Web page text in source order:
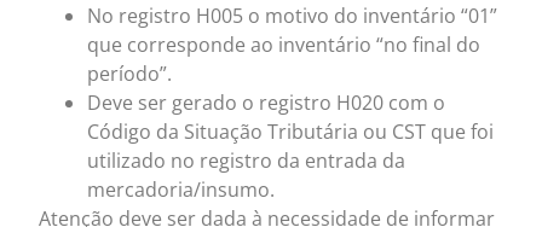
No registro H005 o motivo do inventário “01”
que corresponde ao inventário “no final do
período”.
Deve ser gerado o registro H020 com o
Código da Situação Tributária ou CST que foi
utilizado no registro da entrada da
mercadoria/insumo.
Atenção deve ser dada à necessidade de informar